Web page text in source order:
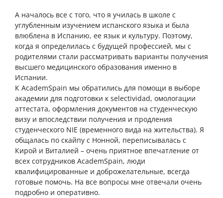
А началось все с того, что я училась в школе с
углубленным изучением испанского языка и была
влюблена в Испанию, ее язык и культуру. Поэтому,
когда я определилась с будущей профессией, мы с
родителями стали рассматривать варианты получения
высшего медицинского образования именно в
Испании.
К AcademSpain мы обратились для помощи в выборе
академии для подготовки к selectividad, омологации
аттестата, оформления документов на студенческую
визу и впоследствии получения и продления
студенческого NIE (временного вида на жительства). Я
общалась по скайпу с Нонной, переписывалась с
Кирой и Виталией – очень приятное впечатление от
всех сотрудников AcademSpain, люди
квалифицированные и доброжелательные, всегда
готовые помочь. На все вопросы мне отвечали очень
подробно и оперативно.